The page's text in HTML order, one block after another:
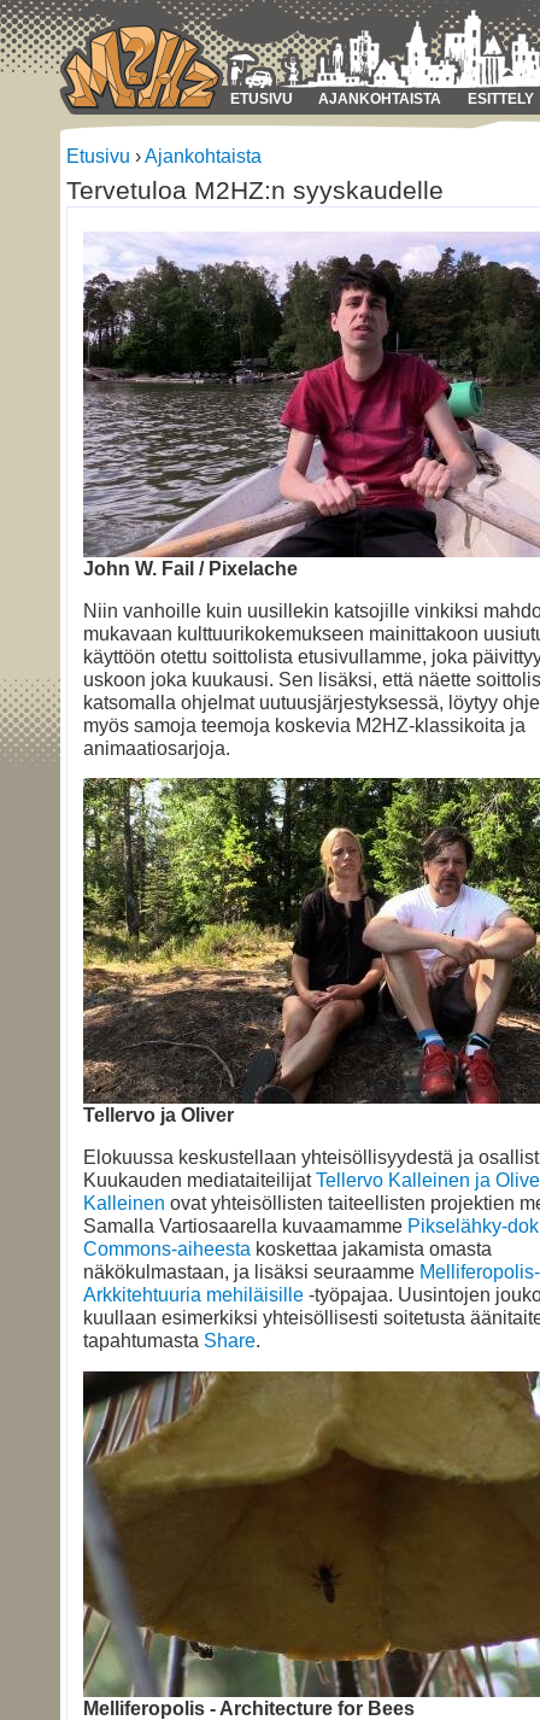
ETUSIVU AJANKOHTAISTA ESITTELY
Etusivu ›Ajankohtaista
Tervetuloa M2HZ:n syyskaudelle
John W. Fail / Pixelache
Niin vanhoille kuin uusillekin katsojille vinkiksi
mukavaan kulttuurikokemukseen mainittakoon
käyttöön otettu soittolista etusivullamme, joka
uskoon joka kuukausi. Sen lisäksi, että näette
katsomalla ohjelmat uutuusjärjestyksessä, löytyy
myös samoja teemoja koskevia M2HZ-klassikoita ja
animaatiosarjoja.
Tellervo ja Oliver
Elokuussa keskustellaan yhteisöllisyydestä ja
Kuukauden mediataiteilijatTellervo Kalleinen ja
Kalleinen ovat yhteisöllisten taiteellisten projektien
Samalla Vartiosaarella kuvaamamme Pikselähky-
Commons-aiheesta koskettaa jakamista omasta
näkökulmastaan, ja lisäksi seuraamme Melliferopolis-
Arkkitehtuuria mehiläisille -työpajaa. Uusintojen
kuullaan esimerkiksi yhteisöllisesti soitetusta
tapahtumasta Share.
Melliferopolis - Architecture for Bees